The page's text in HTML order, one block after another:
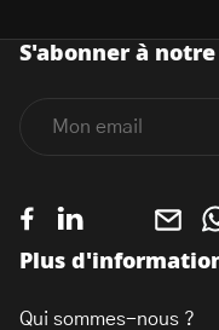
Plus
Qui sommes-nous ?
S'abonner à